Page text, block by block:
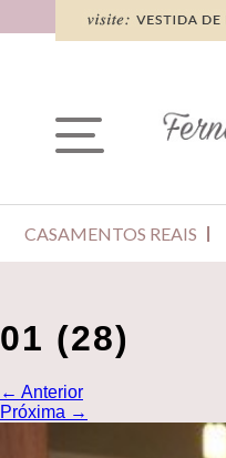
CASAMENTOS REAIS
01 (28)
← Anterior
Próxima →